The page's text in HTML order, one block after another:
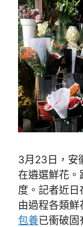
3月23日，安
在遴選鮮花。
度。記者近日
由過程各類鮮
包養已衝破固